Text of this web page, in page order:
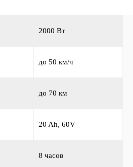
2000 Вт
до 50 км/ч
до 70 км
20 Ah, 60V
8 часов